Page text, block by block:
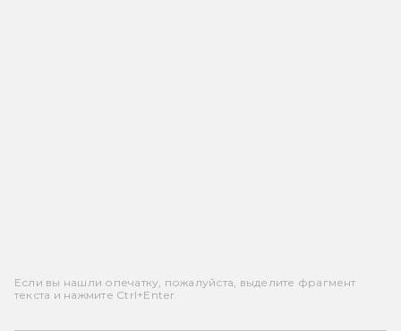
Если вы нашли опечатку, пожалуйста, выделите фрагмент
текста и нажмите Ctrl+Enter.